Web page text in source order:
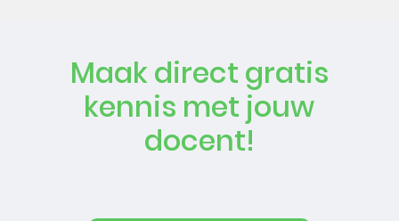
Maak direct gratis
kennis met jouw
docent!